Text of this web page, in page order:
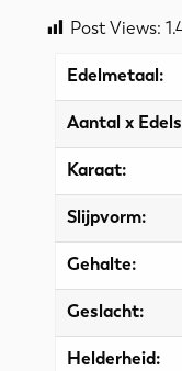
Post Views:
Edelmetaal:
Aantal x
Karaat:
Slijpvorm:
Gehalte:
Geslacht:
Helderheid: